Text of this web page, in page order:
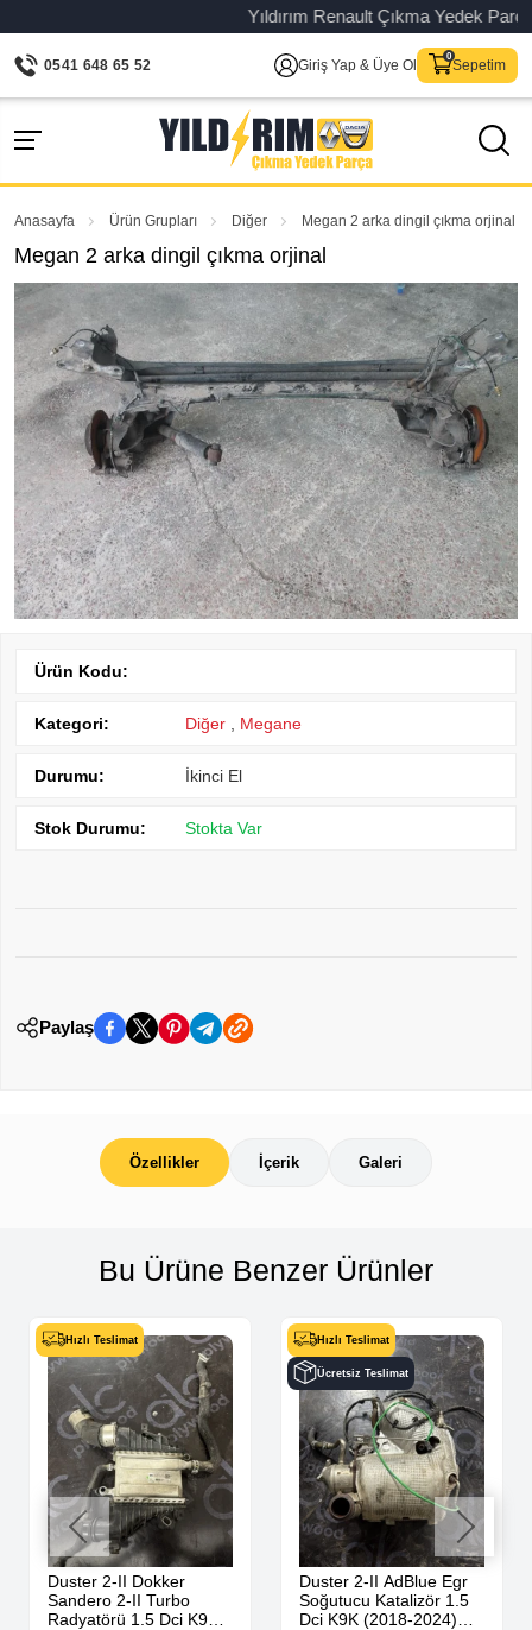
Yıldırım Renault Çıkma Yedek
0541 648 65 52 Giriş Yap & Üye Ol Sepetim
Anasayfa Ürün Grupları Diğer Megan 2 arka dingil çıkma orjinal
Megan 2 arka dingil çıkma orjinal
Ürün Kodu:
Kategori: Diğer Megane
Durumu: İkinci El
Stok Durumu: Stokta Var
Paylaş
Özellikler İçerik Galeri
Bu Ürüne Benzer Ürünler
Hızlı Teslimat
Duster 2-II Dokker
Sandero 2-II Turbo
Radyatörü 1.5 Dci K9K
Hızlı Teslimat
Ücretsiz Teslimat
Duster 2-II AdBlue Egr
Soğutucu Katalizör 1.5
Dci K9K (2018-2024)